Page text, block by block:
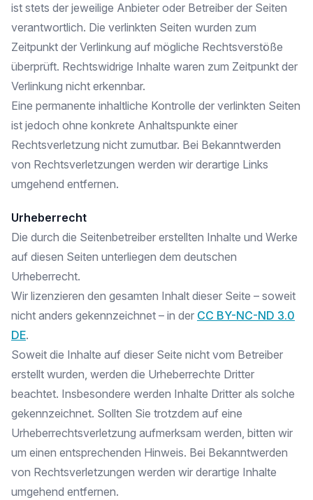
ist stets der jeweilige Anbieter oder Betreiber der Seiten
verantwortlich. Die verlinkten Seiten wurden zum
Zeitpunkt der Verlinkung auf mögliche Rechtsverstöße
überprüft. Rechtswidrige Inhalte waren zum Zeitpunkt der
Verlinkung nicht erkennbar.
Eine permanente inhaltliche Kontrolle der verlinkten Seiten
ist jedoch ohne konkrete Anhaltspunkte einer
Rechtsverletzung nicht zumutbar. Bei Bekanntwerden
von Rechtsverletzungen werden wir derartige Links
umgehend entfernen.
Urheberrecht
Die durch die Seitenbetreiber erstellten Inhalte und Werke
auf diesen Seiten unterliegen dem deutschen
Urheberrecht.
Wir lizenzieren den gesamten Inhalt dieser Seite – soweit
nicht anders gekennzeichnet – in der CC BY-NC-ND 3.0
DE.
Soweit die Inhalte auf dieser Seite nicht vom Betreiber
erstellt wurden, werden die Urheberrechte Dritter
beachtet. Insbesondere werden Inhalte Dritter als solche
gekennzeichnet. Sollten Sie trotzdem auf eine
Urheberrechtsverletzung aufmerksam werden, bitten wir
um einen entsprechenden Hinweis. Bei Bekanntwerden
von Rechtsverletzungen werden wir derartige Inhalte
umgehend entfernen.